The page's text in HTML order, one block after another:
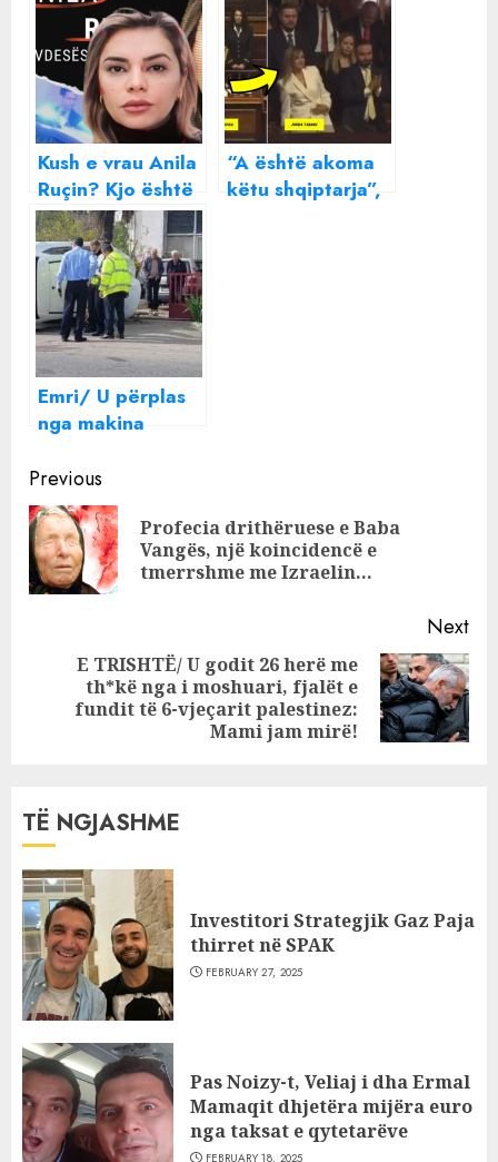
Kush e vrau Anila
Ruçin? Kjo është
shqiptarja që u
masakrua në Itali!
“A është akoma
këtu shqiptarja”,
Emri/ U përplas
nga makina
autobusin, kush
është shqiptarja
që humbi jetën
Continue
Reading
Previous
Profecia drithëruese e Baba
Vangës, një koincidencë e
tmerrshme me Izraelin…
Next
E TRISHTË/ U godit 26 herë me
th*kë nga i moshuari, fjalët e
fundit të 6-vjeçarit palestinez:
Mami jam mirë!
TË NGJASHME
Investitori Strategjik Gaz Paja
thirret në SPAK
FEBRUARY 27, 2025
Pas Noizy-t, Veliaj i dha Ermal
Mamaqit dhjetëra mijëra euro
nga taksat e qytetarëve
FEBRUARY 18, 2025